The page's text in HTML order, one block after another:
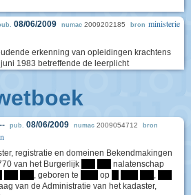
08/06/2009 numac 2009202185 bron ministerie
erkenning van opleidingen krachtens
1983 betreffende de leerplicht
-- pub. 08/06/2009 numac 2009054712 bron
registratie en domeinen Bekendmakingen
van het Burgerlijk
nalatenschap
, geboren te op ,
van de Administratie van het kadaster,